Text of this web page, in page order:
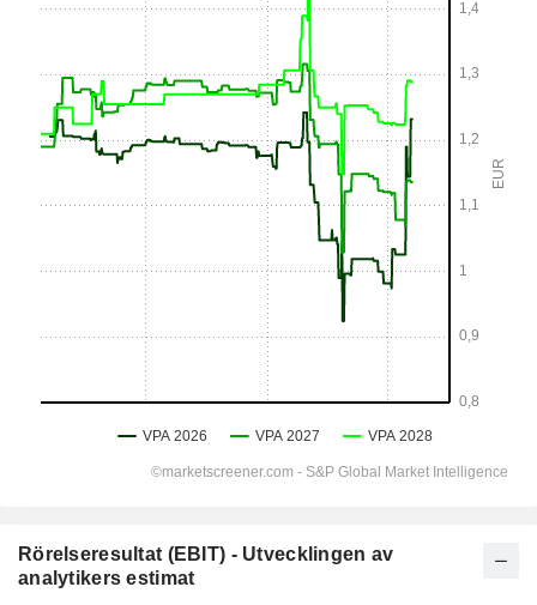
Rörelseresultat (EBIT) - Utvecklingen av
analytikers estimat